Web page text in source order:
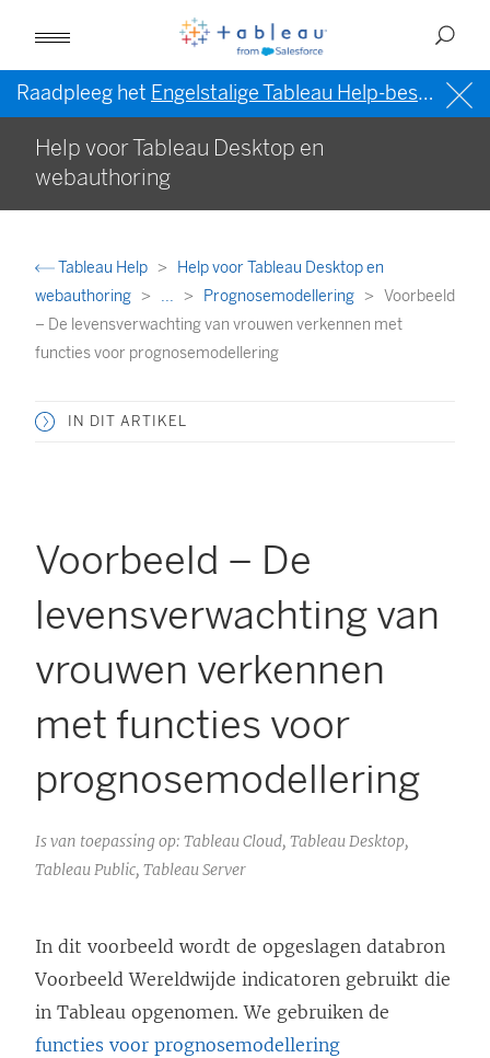
Raadpleeg het Engelstalige Tableau Help-bestand (VS)
Help voor Tableau Desktop en
webauthoring
Tableau Help
Help voor Tableau Desktop en
webauthoring
... Prognosemodellering
Voorbeeld
– De levensverwachting van vrouwen verkennen met
functies voor prognosemodellering
IN DIT ARTIKEL
Voorbeeld – De
levensverwachting van
vrouwen verkennen
met functies voor
prognosemodellering
Is van toepassing op: Tableau Cloud, Tableau Desktop,
Tableau Public, Tableau Server
In dit voorbeeld wordt de opgeslagen databron
Voorbeeld Wereldwijde indicatoren gebruikt die
in Tableau opgenomen. We gebruiken de
functies voor prognosemodellering